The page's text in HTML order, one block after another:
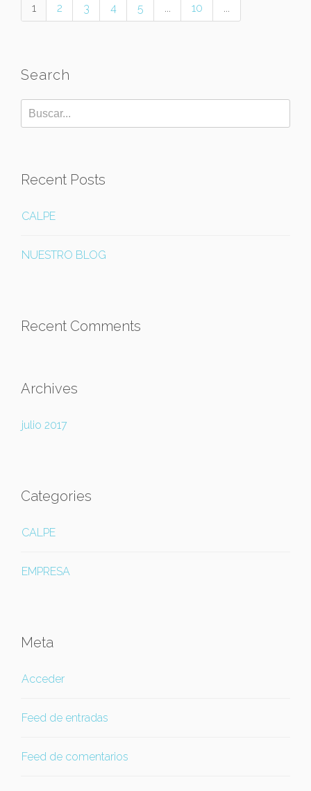
1 2 3 4 5 10
Search
Recent Posts
CALPE
NUESTRO BLOG
Recent Comments
Archives
julio 2017
Categories
CALPE
EMPRESA
Meta
Acceder
Feed de entradas
Feed de comentarios